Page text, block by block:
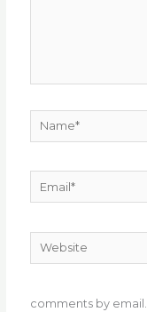
Name*
Email*
Website
comments by email.